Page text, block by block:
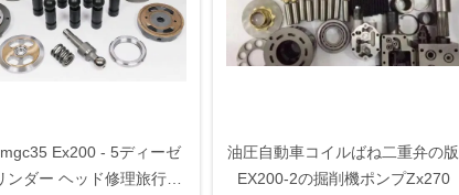
Ex200 - 5ディーゼ
ンダー ヘッド修理旅行モ
油圧自動車コイルばね二重弁の版
EX200-2の掘削機ポンプZx270